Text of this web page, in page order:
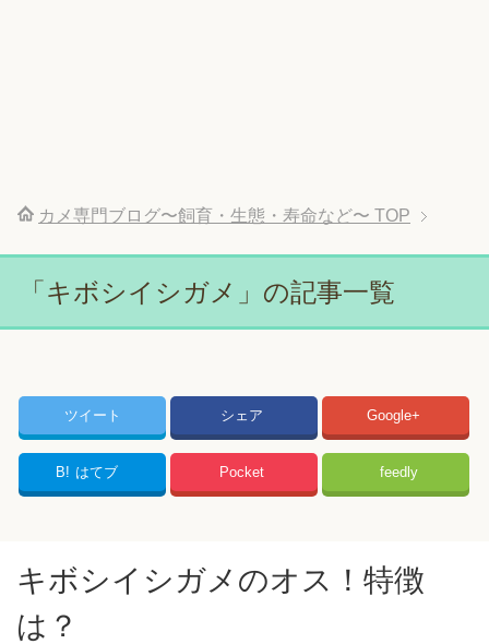
カメ専門ブログ〜飼育・生態・寿命など〜 TOP
「キボシイシガメ」の記事一覧
ツイート シェア Google+
B! はてブ Pocket feedly
キボシイシガメのオス！特徴
は？